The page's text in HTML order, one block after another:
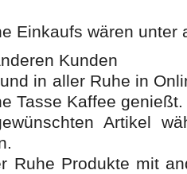
Einkaufs wären unter
Kunden
in aller Ruhe in
Tasse Kaffee genießt.
Artikel
Ruhe Produkte mit